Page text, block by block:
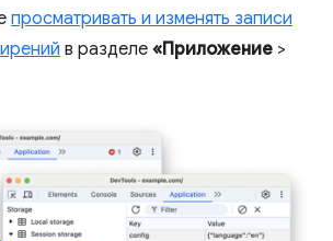
просматривать и изменять записи
в разделе «Приложение >